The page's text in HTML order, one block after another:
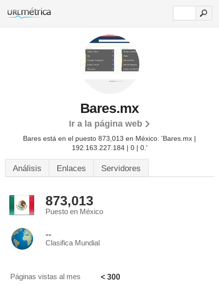
Bares.mx
Ir a la página web
Bares está en el puesto 873,013 en México. 'Bares.mx |
192.163.227.184 | 0 | 0.'
Análisis Enlaces Servidores
873,013
Puesto en México
--
Clasifica Mundial
Páginas vistas al mes < 300